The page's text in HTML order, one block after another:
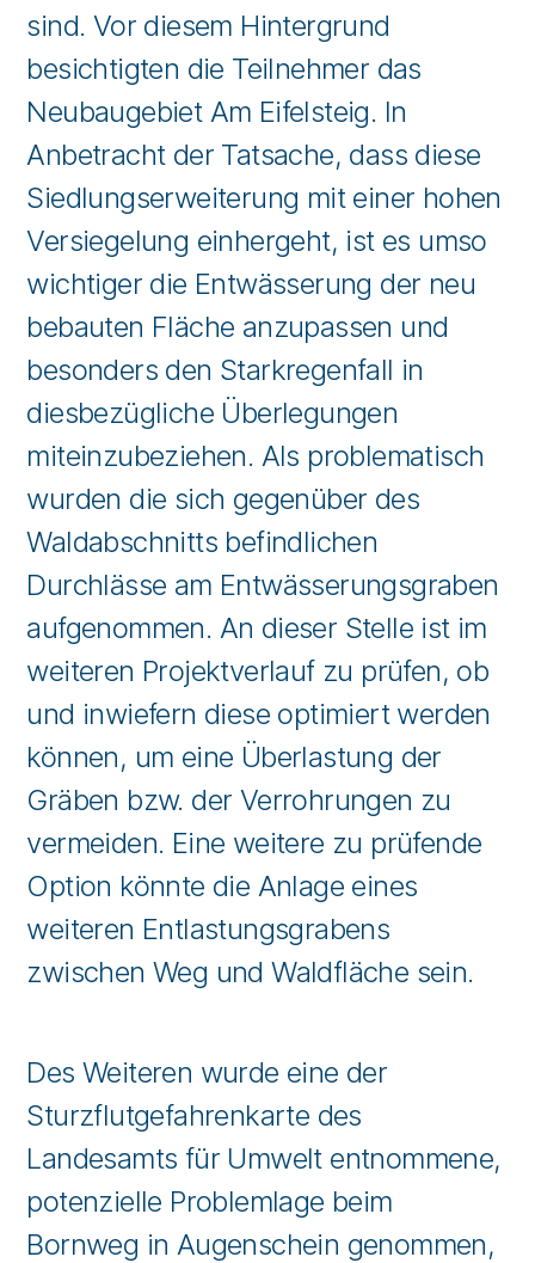
sind. Vor diesem Hintergrund
besichtigten die Teilnehmer das
Neubaugebiet Am Eifelsteig. In
Anbetracht der Tatsache, dass diese
Siedlungserweiterung mit einer hohen
Versiegelung einhergeht, ist es umso
wichtiger die Entwässerung der neu
bebauten Fläche anzupassen und
besonders den Starkregenfall in
diesbezügliche Überlegungen
miteinzubeziehen. Als problematisch
wurden die sich gegenüber des
Waldabschnitts befindlichen
Durchlässe am Entwässerungsgraben
aufgenommen. An dieser Stelle ist im
weiteren Projektverlauf zu prüfen, ob
und inwiefern diese optimiert werden
können, um eine Überlastung der
Gräben bzw. der Verrohrungen zu
vermeiden. Eine weitere zu prüfende
Option könnte die Anlage eines
weiteren Entlastungsgrabens
zwischen Weg und Waldfläche sein.
Des Weiteren wurde eine der
Sturzflutgefahrenkarte des
Landesamts für Umwelt entnommene,
potenzielle Problemlage beim
Bornweg in Augenschein genommen,